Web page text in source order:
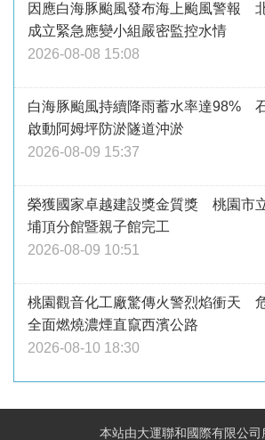
因應白海豚颱風發布海上颱風警報
成立緊急應變小組嚴密監控水情
2026-08-08 15:08
白海豚颱風持續降雨蓄水率達98%
啟動阿姆坪防淤隧道沖淤
2026-08-09 15:37
榮獲國家卓越建設獎金質獎 桃園市
埔頂分館暨親子館完工
2026-08-09 10:51
桃園觀音化工廠驚傳火警烈焰衝天
全面燃燒濃煙直竄西濱公路
2026-08-10 18:30
本站由大運聯和國際有限公司